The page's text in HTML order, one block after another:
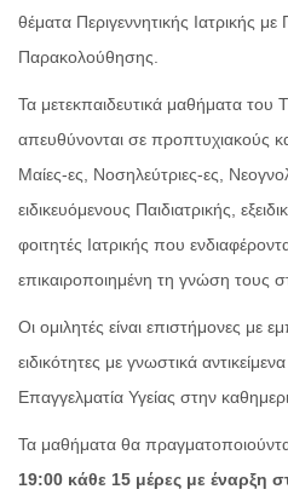
θέματα Περιγεννητικής Ιατρικής με
Παρακολούθησης.
Τα μετεκπαιδευτικά μαθήματα του
απευθύνονται σε προπτυχιακούς
Μαίες-ες, Νοσηλεύτριες-ες,
ειδικευόμενους Παιδιατρικής,
φοιτητές Ιατρικής που
επικαιροποιημένη τη γνώση τους
Οι ομιλητές είναι επιστήμονες με
ειδικότητες με γνωστικά
Επαγγελματία Υγείας στην
Τα μαθήματα θα
19:00 κάθε 15 μέρες με έναρξη